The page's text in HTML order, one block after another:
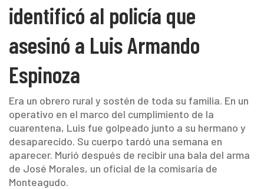
identificó al policía que
asesinó a Luis Armando
Espinoza
Era un obrero rural y sostén de toda su familia. En un
operativo en el marco del cumplimiento de la
cuarentena, Luis fue golpeado junto a su hermano y
desaparecido. Su cuerpo tardó una semana en
aparecer. Murió después de recibir una bala del arma
de José Morales, un oficial de la comisaría de
Monteagudo.